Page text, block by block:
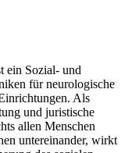
ein Sozial- und
für neurologische
Als
und juristische
allen Menschen
untereinander, wirkt